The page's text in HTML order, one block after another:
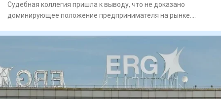
Судебная коллегия пришла к выводу, что не доказано
доминирующее положение предпринимателя на рынке.